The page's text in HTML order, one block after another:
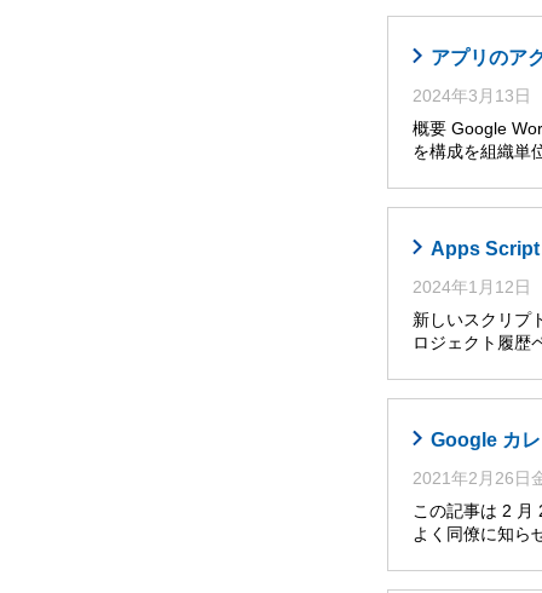
アプリのア
2024年3月13日
概要 Google
を構成を組織単
Apps Script
2024年1月12日
新しいスクリプ
ロジェクト履歴
Google カ
2021年2月26日
この記事は 2
よく同僚に知ら